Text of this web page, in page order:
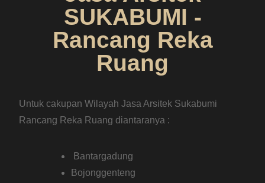
SUKABUMI -
Rancang Reka
Ruang
Untuk cakupan Wilayah Jasa Arsitek Sukabumi
Rancang Reka Ruang diantaranya :
Bantargadung
Bojonggenteng